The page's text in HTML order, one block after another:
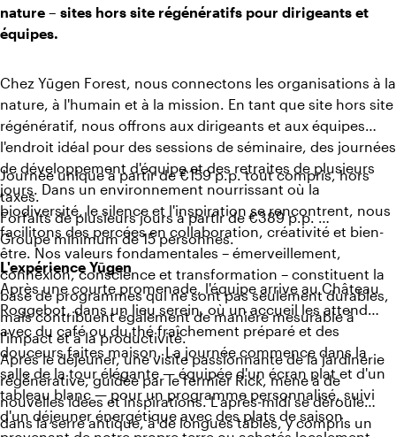
nature – sites hors site régénératifs pour dirigeants et
équipes.
Chez Yūgen Forest, nous connectons les organisations à la
nature, à l'humain et à la mission. En tant que site hors site
régénératif, nous offrons aux dirigeants et aux équipes
l'endroit idéal pour des sessions de séminaire, des journées
de développement d'équipe et des retraites de plusieurs
jours. Dans un environnement nourrissant où la
biodiversité, le silence et l'inspiration se rencontrent, nous
facilitons des percées en collaboration, créativité et bien-
être. Nos valeurs fondamentales – émerveillement,
connexion, conscience et transformation – constituent la
base de programmes qui ne sont pas seulement durables,
mais contribuent également de manière mesurable à
l'impact et à la productivité.
Journée unique à partir de €159 p.p. tout compris, hors
taxes.
Forfaits de plusieurs jours à partir de €389 p.p.
Groupe minimum de 15 personnes.
L'expérience Yūgen
Après une courte promenade, l'équipe arrive au Château
Roggebot, dans un lieu serein, où un accueil les attend
avec du café ou du thé fraîchement préparé et des
douceurs faites maison. La journée commence dans la
salle de la tour élégante — équipée d'un écran plat et d'un
tableau blanc — pour un programme personnalisé, suivi
d'un déjeuner énergétique avec des plats de saison
Après le déjeuner, une visite passionnante de la jardinerie
régénérative, guidée par le fermier Rick, mène à de
nouvelles idées et inspirations. L'après-midi se déroule
dans la serre antique, à de longues tables, y compris un